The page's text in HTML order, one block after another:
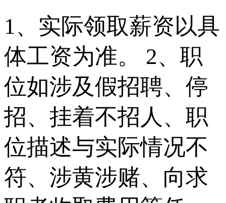
1、实际领取薪资以具
体工资为准。 2、职
位如涉及假招聘、停
招、挂着不招人、职
位描述与实际情况不
符、涉黄涉赌、向求